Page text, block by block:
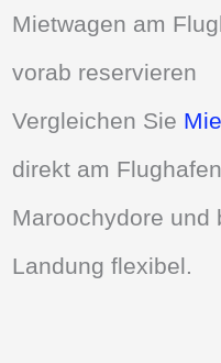
Mietwagen am
vorab reservieren
Vergleichen Sie
direkt am
Maroochydore und
Landung flexibel.